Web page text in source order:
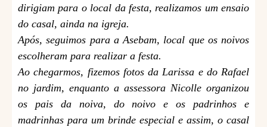
dirigiam para o local da festa, realizamos um ensaio
do casal, ainda na igreja.
Após, seguimos para a Asebam, local que os noivos
escolheram para realizar a festa.
Ao chegarmos, fizemos fotos da Larissa e do Rafael
no jardim, enquanto a assessora Nicolle organizou
os pais da noiva, do noivo e os padrinhos e
madrinhas para um brinde especial e assim, o casal